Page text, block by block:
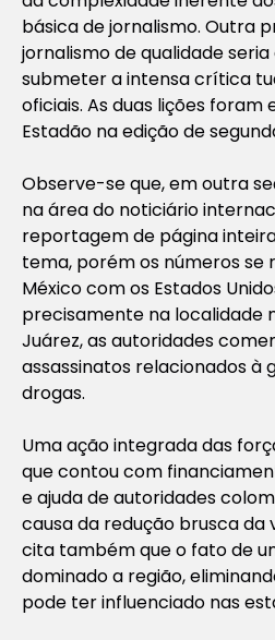
básica de jornalismo. Outra
jornalismo de qualidade
submeter a intensa crítica
oficiais. As duas lições foram
Estadão na edição de
Observe-se que, em outra
na área do noticiário
reportagem de página
tema, porém os números
México com os Estados
precisamente na localidade
Juárez, as autoridades
assassinatos relacionados à
drogas.
Uma ação integrada das
que contou com
e ajuda de autoridades
causa da redução brusca da
cita também que o fato de
dominado a região,
pode ter influenciado nas